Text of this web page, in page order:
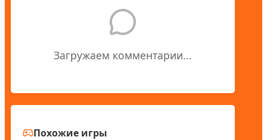
Загружаем комментарии...
Похожие игры